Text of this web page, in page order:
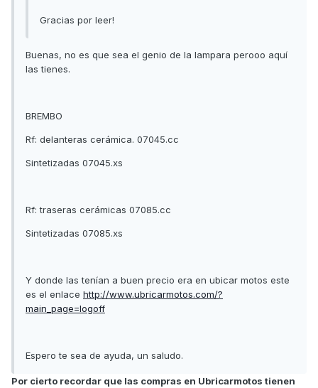
Gracias por leer!
Buenas, no es que sea el genio de la lampara perooo aquí
las tienes.
BREMBO
Rf: delanteras cerámica. 07045.cc
Sintetizadas 07045.xs
Rf: traseras cerámicas 07085.cc
Sintetizadas 07085.xs
Y donde las tenían a buen precio era en ubicar motos este
es el enlace http://www.ubricarmotos.com/?
main_page=logoff
Espero te sea de ayuda, un saludo.
Por cierto recordar que las compras en Ubricarmotos tienen